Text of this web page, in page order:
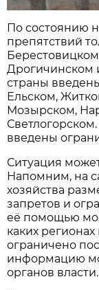
По состоянию
препятствий
Дрогичинском
страны
Ельском,
Мозырском,
введены
Ситуация
Напомним, на
хозяйства
запретов и
её помощью
каких
ограничено
информацию
органов власти.